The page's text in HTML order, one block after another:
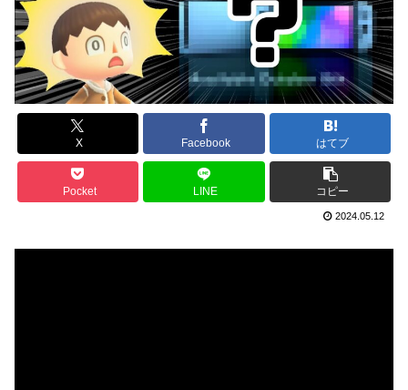
X Facebook はてブ
Pocket LINE コピー
2024.05.12